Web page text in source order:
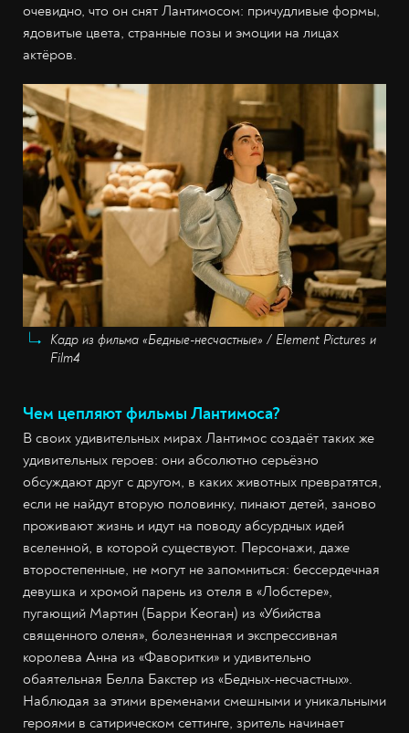
очевидно, что он снят Лантимосом: причудливые формы,
ядовитые цвета, странные позы и эмоции на лицах
актёров.
Кадр из фильма «Бедные-несчастные» / Element Pictures и
Film4
Чем цепляют фильмы Лантимоса?
В своих удивительных мирах Лантимос создаёт таких же
удивительных героев: они абсолютно серьёзно
обсуждают друг с другом, в каких животных превратятся,
если не найдут вторую половинку, пинают детей, заново
проживают жизнь и идут на поводу абсурдных идей
вселенной, в которой существуют. Персонажи, даже
второстепенные, не могут не запомниться: бессердечная
девушка и хромой парень из отеля в «Лобстере»,
пугающий Мартин (Барри Кеоган) из «Убийства
священного оленя», болезненная и экспрессивная
королева Анна из «Фаворитки» и удивительно
обаятельная Белла Бакстер из «Бедных-несчастных».
Наблюдая за этими временами смешными и уникальными
героями в сатирическом сеттинге, зритель начинает